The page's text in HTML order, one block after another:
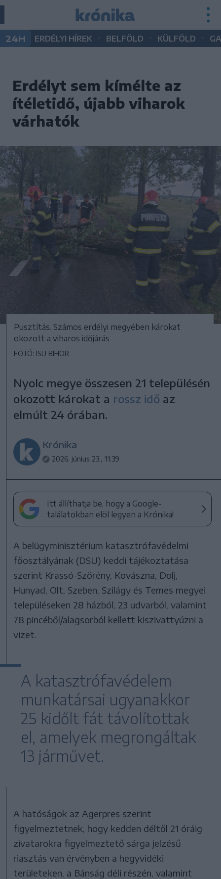
24H ERDÉLYI HÍREK BELFÖLD KÜLFÖLD
Erdélyt sem kímélte az
ítéletidő, újabb viharok
várhatók
Pusztítás. Számos erdélyi megyében károkat
okozott a viharos időjárás
FOTÓ: ISU BIHOR
Nyolc megye összesen 21 településén
okozott károkat a rossz idő az
elmúlt 24 órában.
Krónika
2026. június 23., 11:39
Itt állíthatja be, hogy a Google-
találatokban elöl legyen a Krónika!
A belügyminisztérium katasztrófavédelmi
főosztályának (DSU) keddi tájékoztatása
szerint Krassó-Szörény, Kovászna, Dolj,
Hunyad, Olt, Szeben, Szilágy és Temes megyei
településeken 28 házból, 23 udvarból, valamint
78 pincéből/alagsorból kellett kiszivattyúzni a
vizet.
A katasztrófavédelem
munkatársai ugyanakkor
25 kidőlt fát távolítottak
el, amelyek megrongáltak
13 járművet.
A hatóságok az Agerpres szerint
figyelmeztetnek, hogy kedden déltől 21 óráig
zivatarokra figyelmeztető sárga jelzésű
riasztás van érvényben a hegyvidéki
területeken, a Bánság déli részén, valamint